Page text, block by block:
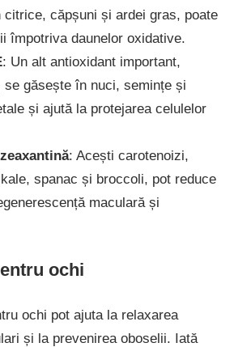
citrice, căpșuni și ardei gras, poate
împotriva daunelor oxidative.
: Un alt antioxidant important,
se găsește în nuci, semințe și
și ajută la protejarea celulelor
: Acești carotenoizi,
spanac și broccoli, pot reduce
maculară și
ochi
ochi pot ajuta la relaxarea
și la prevenirea oboselii. Iată